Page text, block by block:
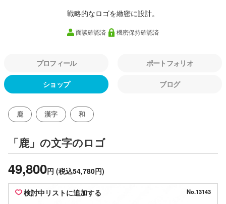
戦略的なロゴを緻密に設計。
面談確認済 機密保持確認済
プロフィール ポートフォリオ
ショップ ブログ
鹿 漢字 和
「鹿」の文字のロゴ
49,800円 (税込54,780円)
検討中リストに追加する No.13143